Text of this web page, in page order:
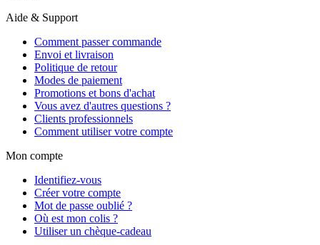
Aide & Support
Comment passer commande
Envoi et livraison
Politique de retour
Modes de paiement
Promotions et bons d'achat
Vous avez d'autres questions ?
Clients professionnels
Comment utiliser votre compte
Mon compte
Identifiez-vous
Créer votre compte
Mot de passe oublié ?
Où est mon colis ?
Utiliser un chèque-cadeau